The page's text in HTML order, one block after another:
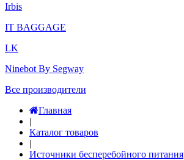
Irbis
IT BAGGAGE
LK
Ninebot By Segway
Все производители
Главная
|
Каталог товаров
|
Источники бесперебойного питания